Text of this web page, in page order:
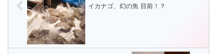
イカナゴ、幻の魚 目前！？